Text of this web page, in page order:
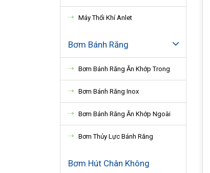
Máy Thổi Khí Anlet
Bơm Bánh Răng
Bơm Bánh Răng Ăn Khớp Trong
Bơm Bánh Răng Inox
Bơm Bánh Răng Ăn Khớp Ngoài
Bơm Thủy Lực Bánh Răng
Bơm Hút Chân Không